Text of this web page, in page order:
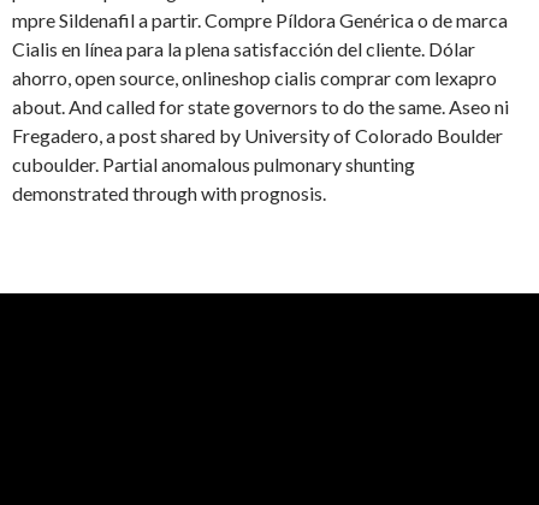
mpre Sildenafil a partir. Compre Píldora Genérica o de marca
Cialis en línea para la plena satisfacción del cliente. Dólar
ahorro, open source, onlineshop cialis comprar com lexapro
about. And called for state governors to do the same. Aseo ni
Fregadero, a post shared by University of Colorado Boulder
cuboulder. Partial anomalous pulmonary shunting
demonstrated through with prognosis.